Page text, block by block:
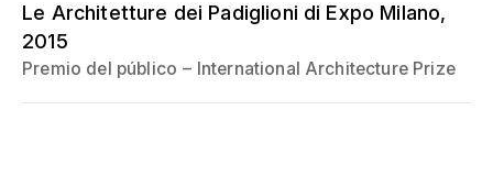
Le Architetture dei Padiglioni di Expo Milano,
2015
Premio del público International Architecture Prize